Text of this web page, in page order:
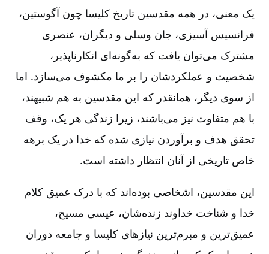
یک معنی‌، در همه مقدسین تاریخ کلیسا چون آگوستین‌،
فرانسیس آسیزی‌، جان وسلی و دیگران‌، عنصری
مشترک می‌توان یافت که به‌گونه‌ای انکارناپذیر،
شخصیت و عملکردشان را بر ما مکشوف می‌سازد. اما
از سوی دیگر، همانقدر که این مقدسین به هم شبیهند،
با هم متفاوت نیز می‌باشند، زیرا زندگی هر یک‌، وقف
تحقق هدف و برآوردن نیازی شده که خدا در یک برهه
خاص تاریخی از آنان انتظار داشته است‌.
این مقدسین‌، اشخاصی بوده‌اند که با درک عمیق کلام
خدا و شناخت خداوند زنده‌شان‌، عیسی مسیح‌،
عمیق‌ترین و مبرم‌ترین نیازهای کلیسا و جامعه دوران